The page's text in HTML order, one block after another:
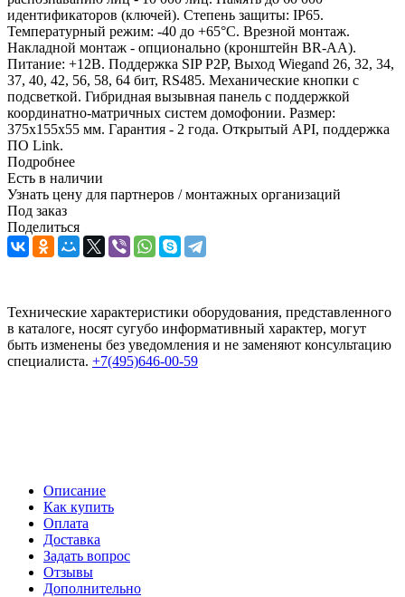
идентификаторов (ключей). Степень защиты: IP65.
Температурный режим: -40 до +65°C. Врезной монтаж.
Накладной монтаж - опционально (кронштейн BR-AA).
Питание: +12В. Поддержка SIP P2P, Выход Wiegand 26, 32, 34,
37, 40, 42, 56, 58, 64 бит, RS485. Механические кнопки с
подсветкой. Гибридная вызывная панель с поддержкой
координатно-матричных систем домофонии. Размер:
375х155х55 мм. Гарантия - 2 года. Открытый API, поддержка
ПО Link.
Подробнее
Есть в наличии
Узнать цену для партнеров / монтажных организаций
Под заказ
Поделиться
Технические характеристики оборудования, представленного
в каталоге, носят сугубо информативный характер, могут
быть изменены без уведомления и не заменяют консультацию
специалиста. +7(495)646-00-59
Описание
Как купить
Оплата
Доставка
Задать вопрос
Отзывы
Дополнительно